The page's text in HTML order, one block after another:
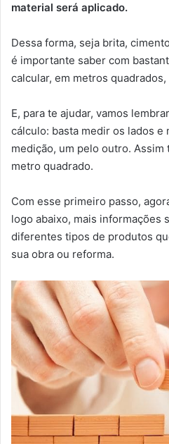
material será aplicado.
Dessa forma, seja brita,
é importante saber com
calcular, em metros quadrados,
E, para te ajudar, vamos
cálculo: basta medir os lados
medição, um pelo outro.
metro quadrado.
Com esse primeiro passo,
logo abaixo, mais informações
diferentes tipos de produtos
sua obra ou reforma.